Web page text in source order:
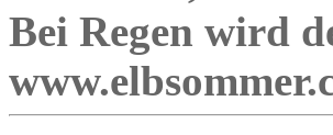
Bei Regen wird